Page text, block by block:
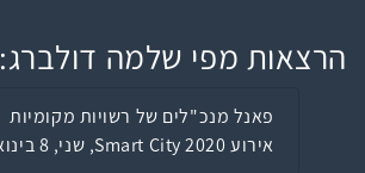
הרצאות מפי שלמה דולברג:
פאנל מנכ"לים של רשויות מקומיות
אירוע Smart City 2020, שני, 8 בינואר 2018, 10:50